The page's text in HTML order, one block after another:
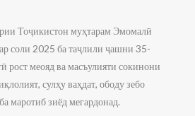
Тоҷикистон муҳтарам Эмомалӣ
соли 2025 ба таҷлили ҷашни 35-
рост меояд ва масъулияти сокинони
сулҳу ваҳдат, ободу зебо
маротиб зиёд мегардонад.